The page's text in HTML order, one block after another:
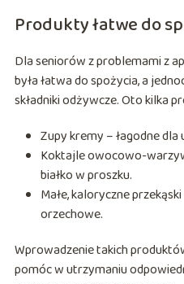
Produkty łatwe do
Dla seniorów z problemami z
była łatwa do spożycia, a
składniki odżywcze. Oto kilka
Zupy kremy – łagodne
Koktajle owocowo-
białko w proszku.
Małe, kaloryczne
orzechowe.
Wprowadzenie takich
pomóc w utrzymaniu